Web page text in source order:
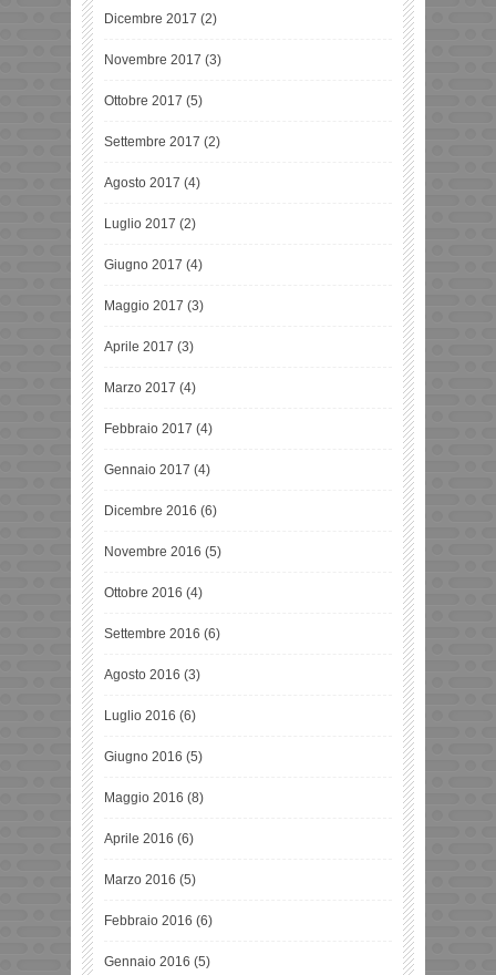
Dicembre 2017 (2)
Novembre 2017 (3)
Ottobre 2017 (5)
Settembre 2017 (2)
Agosto 2017 (4)
Luglio 2017 (2)
Giugno 2017 (4)
Maggio 2017 (3)
Aprile 2017 (3)
Marzo 2017 (4)
Febbraio 2017 (4)
Gennaio 2017 (4)
Dicembre 2016 (6)
Novembre 2016 (5)
Ottobre 2016 (4)
Settembre 2016 (6)
Agosto 2016 (3)
Luglio 2016 (6)
Giugno 2016 (5)
Maggio 2016 (8)
Aprile 2016 (6)
Marzo 2016 (5)
Febbraio 2016 (6)
Gennaio 2016 (5)